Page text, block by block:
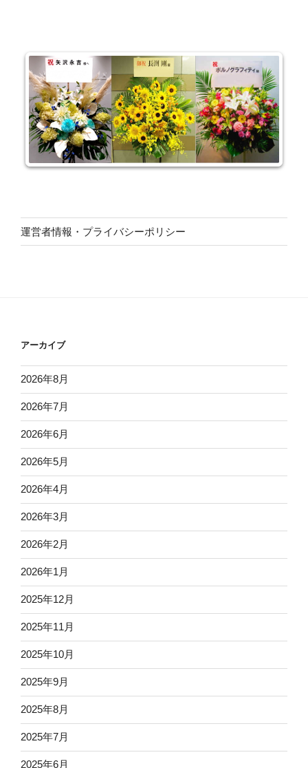
運営者情報・プライバシーポリシー
アーカイブ
2026年8月
2026年7月
2026年6月
2026年5月
2026年4月
2026年3月
2026年2月
2026年1月
2025年12月
2025年11月
2025年10月
2025年9月
2025年8月
2025年7月
2025年6月